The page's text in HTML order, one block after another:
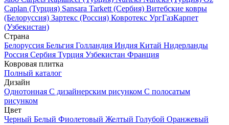
Caplan (Турция) Sansara Tarkett (Сербия) Витебские ковры
(Белоруссия) Зартекс (Россия) Ковротекс УргГазКарпет
(Узбекистан)
Страна
Белоруссия Бельгия Голландия Индия Китай Нидерланды
Россия Сербия Турция Узбекистан Франция
Ковровая плитка
Полный каталог
Дизайн
Однотонная С дизайнерским рисунком С полосатым
рисунком
Цвет
Черный Белый Фиолетовый Желтый Голубой Оранжевый